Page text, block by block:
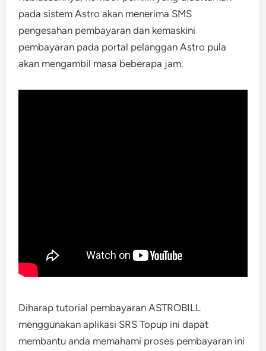
pada sistem Astro akan menerima SMS
pengesahan pembayaran dan kemaskini
pembayaran pada portal pelanggan Astro pula
akan mengambil masa beberapa jam.
Diharap tutorial pembayaran ASTROBILL
menggunakan aplikasi SRS Topup ini dapat
membantu anda memahami proses pembayaran ini